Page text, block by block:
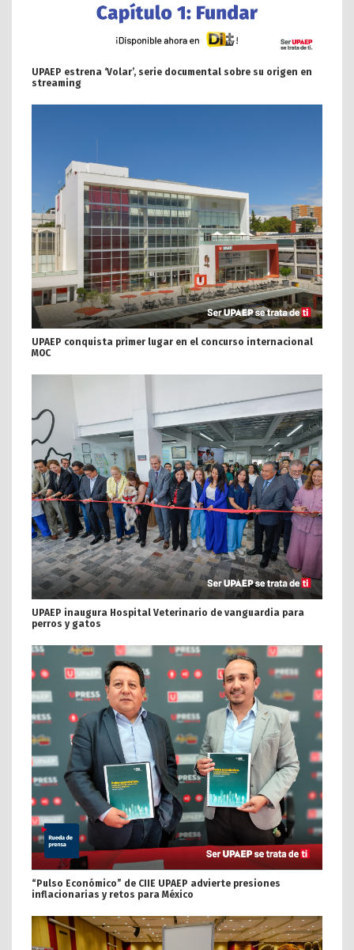
UPAEP estrena ‘Volar’, serie documental sobre su origen en
streaming
UPAEP conquista primer lugar en el concurso internacional
MOC
UPAEP inaugura Hospital Veterinario de vanguardia para
perros y gatos
“Pulso Económico” de CIIE UPAEP advierte presiones
inflacionarias y retos para México